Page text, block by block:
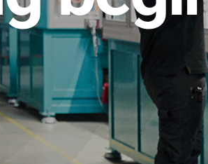
Stecksystem für industrielle
geschützt und zukunftsfähig.
Jetzt entdecken